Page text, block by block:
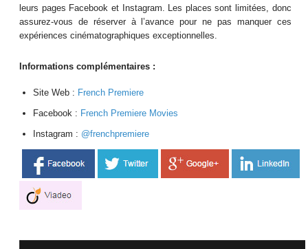
leurs pages Facebook et Instagram. Les places sont limitées, donc
assurez-vous de réserver à l’avance pour ne pas manquer ces
expériences cinématographiques exceptionnelles.
Informations complémentaires :
Site Web : French Premiere
Facebook : French Premiere Movies
Instagram : @frenchpremiere